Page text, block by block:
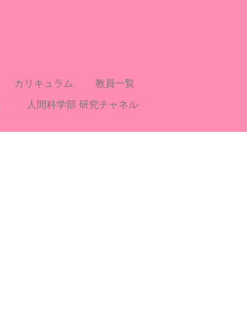
カリキュラム
教員一覧
人間科学部 研究チャネル